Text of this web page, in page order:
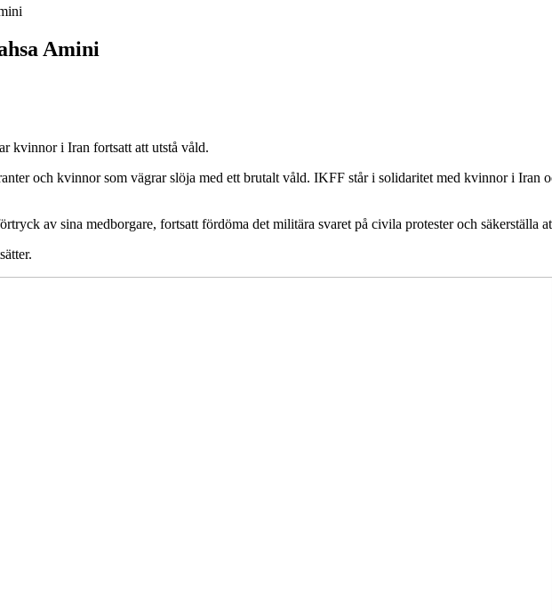
Amini
kvinnor i Iran fortsatt att utstå våld.
och kvinnor som vägrar slöja med ett brutalt våld. IKFF står i solidaritet med kvinnor i Iran
av sina medborgare, fortsatt fördöma det militära svaret på civila protesteroch säkerställa